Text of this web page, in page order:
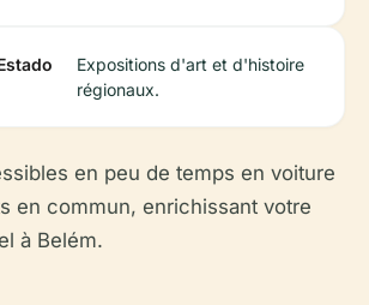
Expositions d'art et d'histoire
régionaux.
en peu de temps en voiture
en commun, enrichissant votre
à Belém.